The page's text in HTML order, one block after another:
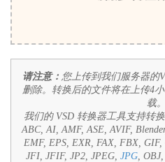
请注意： 您上传到我们服务器的
删除。转换后的文件将在上传4
载。
我们的 VSD 转换器工具支持转
ABC, AI, AMF, ASE, AVIF,
EMF, EPS, EXR, FAX, FBX,
JFI, JFIF, JP2, JPEG, JPG,